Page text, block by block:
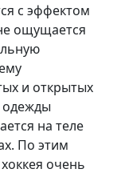
с эффектом
ощущается
и открытых
одежды
на теле
По этим
очень